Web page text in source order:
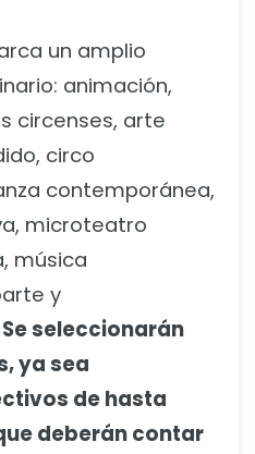
un amplio
animación,
circenses, arte
circo
contemporánea,
microteatro
música
y
Se seleccionarán
ya sea
de hasta
deberán contar